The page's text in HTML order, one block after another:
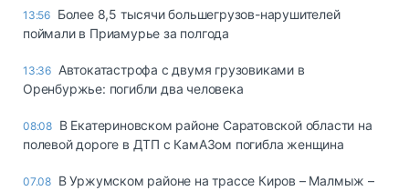
13:56 Более 8,5 тысячи большегрузов-нарушителей
поймали в Приамурье за полгода
13:36 Автокатастрофа с двумя грузовиками в
Оренбуржье: погибли два человека
08:08 В Екатериновском районе Саратовской области на
полевой дороге в ДТП с КамАЗом погибла женщина
07.08 В Уржумском районе на трассе Киров – Малмыж –